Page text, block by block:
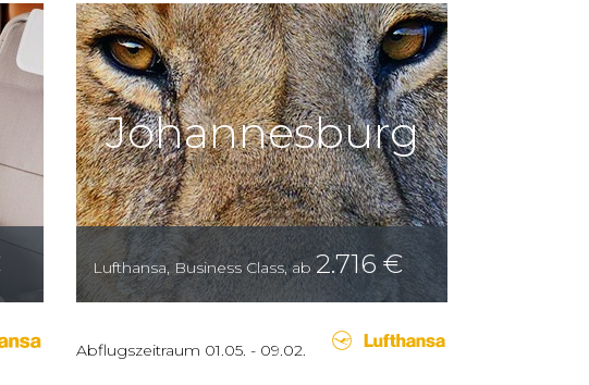
Johannesburg
Lufthansa, Business Class,ab2.716 €
Abflugszeitraum 01.05. - 09.02.